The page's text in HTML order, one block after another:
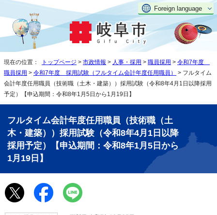
Foreign language
現在の位置： トップページ > 市政情報 > 人事・採用 > 職員採用 > 令和7年度
職員採用 > 令和7年度 採用試験（フルタイム会計年度任用職員）
> フルタイム
会計年度任用職員（技術職（土木・建築））採用試験（令和8年4月1日以降採用
予定）【申込期間：令和8年1月5日から1月19日】
フルタイム会計年度任用職員（技術職（土
木・建築））採用試験（令和8年4月1日以降
採用予定）【申込期間：令和8年1月5日から
1月19日】